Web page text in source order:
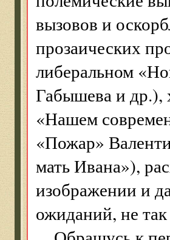
вызовов и
прозаических
либеральном
Габышева и др.),
«Нашем
«Пожар»
мать Ивана»),
изображении и
ожиданий, не